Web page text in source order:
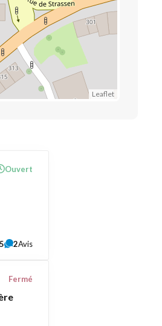
Leaflet
Ouvert
2Avis
Fermé